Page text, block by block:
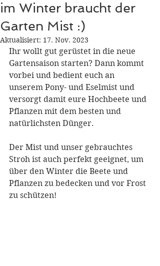
im Winter braucht der
Garten Mist :)
Aktualisiert: 17. Nov. 2023
Ihr wollt gut gerüstet in die neue
Gartensaison starten? Dann kommt
vorbei und bedient euch an
unserem Pony- und Eselmist und
versorgt damit eure Hochbeete und
Pflanzen mit dem besten und
natürlichsten Dünger.
Der Mist und unser gebrauchtes
Stroh ist auch perfekt geeignet, um
über den Winter die Beete und
Pflanzen zu bedecken und vor Frost
zu schützen!